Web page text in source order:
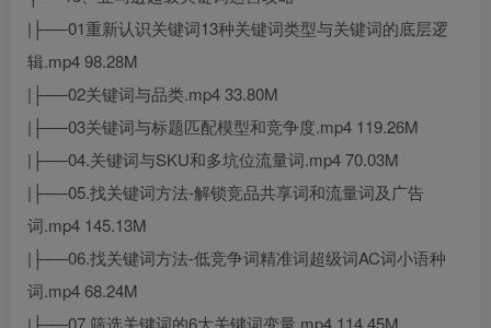
|├──01重新认识关键词13种关键词类型与关键词的底层逻
辑.mp4 98.28M
|├──02关键词与品类.mp4 33.80M
|├──03关键词与标题匹配模型和竞争度.mp4 119.26M
|├──04.关键词与SKU和多坑位流量词.mp4 70.03M
|├──05.找关键词方法-解锁竞品共享词和流量词及广告
词.mp4 145.13M
|├──06.找关键词方法-低竞争词精准词超级词AC词小语种
词.mp4 68.24M
|├──07.筛选关键词的6大关键词变量.mp4 114.45M